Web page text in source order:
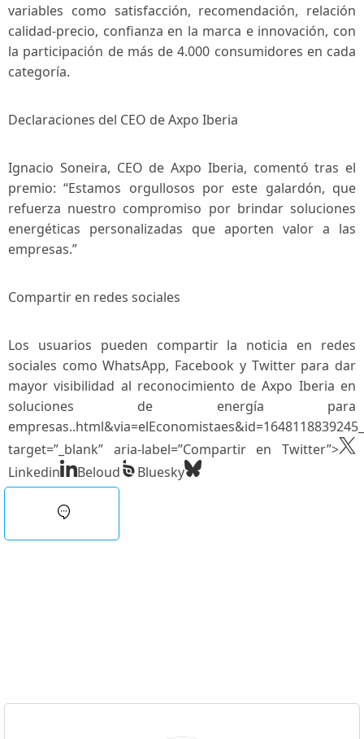
variables como satisfacción, recomendación, relación
‌calidad-precio, confianza en la marca‍ e ⁣innovación, con
la ​participación de ⁢más ⁣de 4.000 consumidores ⁤en cada
categoría.
Declaraciones del​ CEO de Axpo Iberia
Ignacio Soneira, CEO de Axpo Iberia, comentó tras el
premio: “Estamos orgullosos por este galardón,⁣ que
refuerza nuestro compromiso por brindar soluciones
energéticas personalizadas‌ que aporten valor ‌a las
empresas.”
Compartir en redes⁣ sociales
Los usuarios ​pueden compartir la noticia en redes
sociales como WhatsApp, Facebook y Twitter para dar
mayor⁣ visibilidad al reconocimiento de ​Axpo Iberia en
soluciones de energía para
target=”_blank” ‌aria-label=”Compartir en Twitter”>
Linkedin
Beloud Bluesky